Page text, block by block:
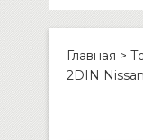
Главная >
2DIN